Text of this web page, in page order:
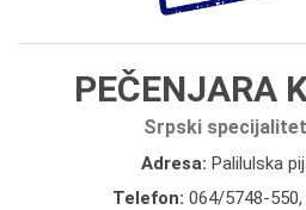
PEČENJARA
Srpski
Adresa: Palilulska
Telefon: 064/5748-550,